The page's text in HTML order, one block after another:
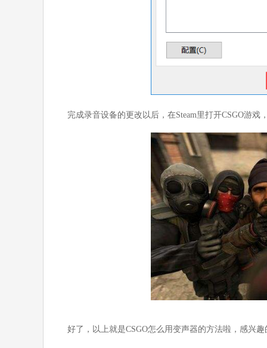
完成录音设备的更改以后，在Steam里打开CSGO游
好了，以上就是CSGO怎么用变声器的方法啦，感兴